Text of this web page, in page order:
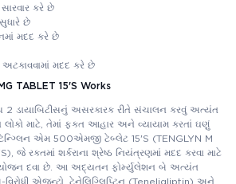
કરે છે
છે
મદદ કરે છે
અટકાવવામાં મદદ કરે છે
TABLET 15'S Works
2 ડાયાબિટીસનું અસરકારક રીતે સંચાલન કરવું અત્યંત
માટે, તેમાં ફક્ત આહાર અને વ્યાયામ કરતાં ઘણું
એમ 500એમજી ટેબ્લેટ 15'S (TENGLYN M
જે રક્તમાં શર્કરાના શ્રેષ્ઠ નિયંત્રણમાં મદદ કરવા માટે
દવા છે. આ અદ્યતન ફોર્મ્યુલેશન બે અત્યંત
વિરોધી એજન્ટો, ટેનેલિગ્લિપ્ટિન (Teneligliptin) અને